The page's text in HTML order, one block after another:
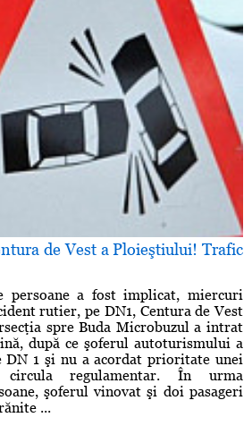
de Vest a Ploieştiului! Trafic
persoane a fost implicat, miercuri
rutier, pe DN1, Centura de Vest
spre Buda Microbuzul a intrat
după ce şoferul autoturismului a
DN 1 şi nu a acordat prioritate unei
regulamentar. În urma
şoferul vinovat şi doi pasageri
...